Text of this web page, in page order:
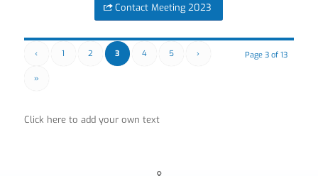
Contact Meeting 2023
Page 3 of 13
‹ 1 2 3 4 5 ›
»
Click here to add your own text